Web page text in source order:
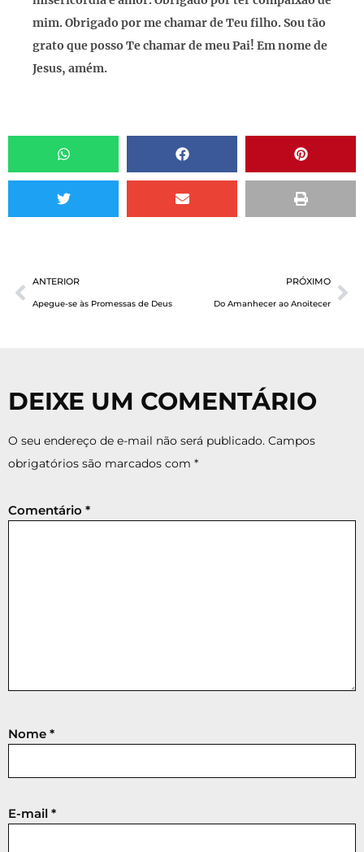
mim. Obrigado por me chamar de Teu filho. Sou tão
grato que posso Te chamar de meu Pai! Em nome de
Jesus, amém.
ANTERIOR
Apegue-se às Promessas de Deus
PRÓXIMO
Do Amanhecer ao Anoitecer
DEIXE UM COMENTÁRIO
O seu endereço de e-mail não será publicado. Campos
obrigatórios são marcados com *
Comentário *
Nome *
E-mail *